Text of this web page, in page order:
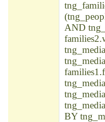
AND
BY